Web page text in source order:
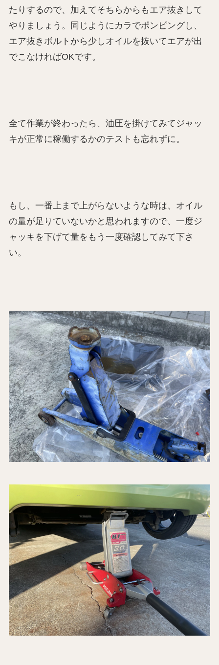
たりするので、加えてそちらからもエア抜きして
やりましょう。同じようにカラでポンピングし、
エア抜きボルトから少しオイルを抜いてエアが出
でこなければOKです。
全て作業が終わったら、油圧を掛けてみてジャッ
キが正常に稼働するかのテストも忘れずに。
もし、一番上まで上がらないような時は、オイル
の量が足りていないかと思われますので、一度ジ
ャッキを下げて量をもう一度確認してみて下さ
い。